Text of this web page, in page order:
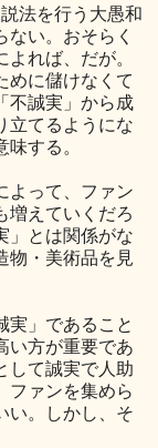
法を行う大愚和
い。おそらく
れば、だが。
めに儲けなくて
不誠実」から成
立てるようにな
する。
よって、ファン
増えていくだろ
」とは関係がな
物・美術品を見
実」であること
い方が重要であ
して誠実で人助
ファンを集めら
い。しかし、そ